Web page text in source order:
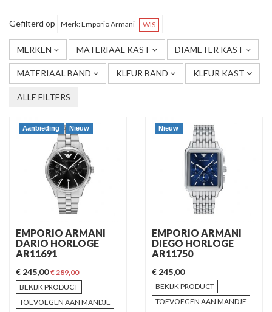
Gefilterd op Merk: Emporio Armani WIS
MERKEN MATERIAAL KAST DIAMETER KAST
MATERIAAL BAND KLEUR BAND KLEUR KAST
ALLE FILTERS
Aanbieding Nieuw
EMPORIO ARMANI
DARIO HORLOGE
AR11691
€ 245,00€ 289,00
BEKIJK PRODUCT
TOEVOEGEN AAN MANDJE
Nieuw
EMPORIO ARMANI
DIEGO HORLOGE
AR11750
€ 245,00
BEKIJK PRODUCT
TOEVOEGEN AAN MANDJE